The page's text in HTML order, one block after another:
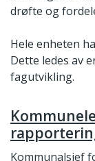
drøfte og
Hele enheten
Dette ledes av
fagutvikling.
Kommunalsjef